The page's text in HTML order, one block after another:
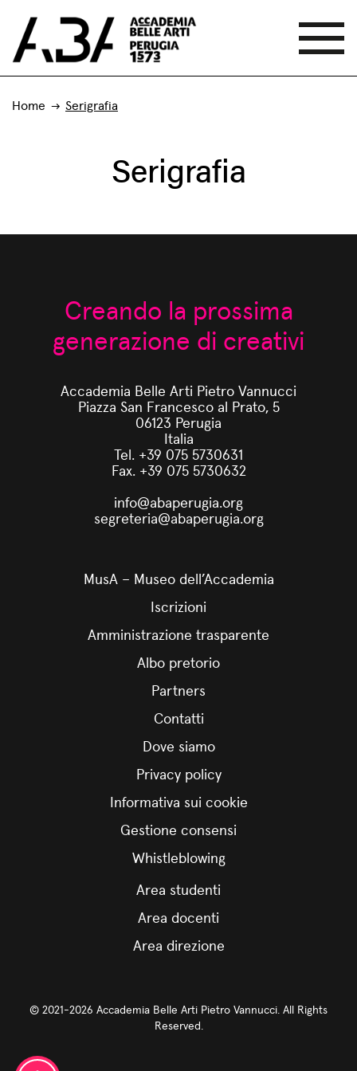
Home Serigrafia
Serigrafia
Creando la prossima
generazione di creativi
Accademia Belle Arti Pietro Vannucci
Piazza San Francesco al Prato, 5
06123 Perugia
Italia
Tel. +39 075 5730631
Fax. +39 075 5730632
info@abaperugia.org
segreteria@abaperugia.org
MusA – Museo dell’Accademia
Iscrizioni
Amministrazione trasparente
Albo pretorio
Partners
Contatti
Dove siamo
Privacy policy
Informativa sui cookie
Gestione consensi
Whistleblowing
Area studenti
Area docenti
Area direzione
© 2021-2026 Accademia Belle Arti Pietro Vannucci. All Rights
Reserved.